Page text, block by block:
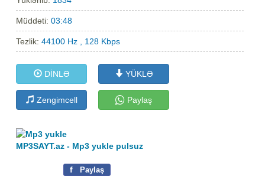
Müddəti:03:48
Tezlik:44100 Hz , 128 Kbps
DİNLƏ YÜKLƏ
Zengimcell Paylaş
MP3SAYT.az - Mp3 yukle pulsuz
f Paylaş